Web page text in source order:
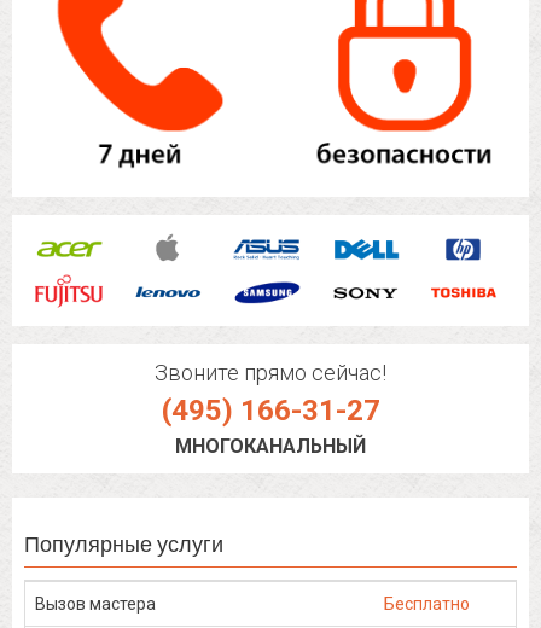
Звоните прямо сейчас!
(495) 166-31-27
МНОГОКАНАЛЬНЫЙ
Популярные услуги
Вызов мастера Бесплатно